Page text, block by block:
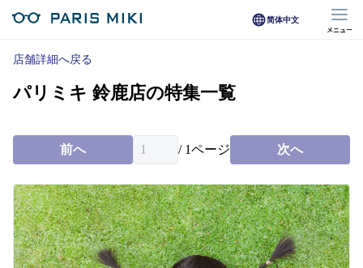
简体中文
メニュー
マイページ
Opera Club会員
オンラインショップ会員
店舗を探す
店舗検索/来店予約
店舗詳細へ戻る
パリミキ 鈴鹿店の特集一覧
前へ / 1ページ 次へ